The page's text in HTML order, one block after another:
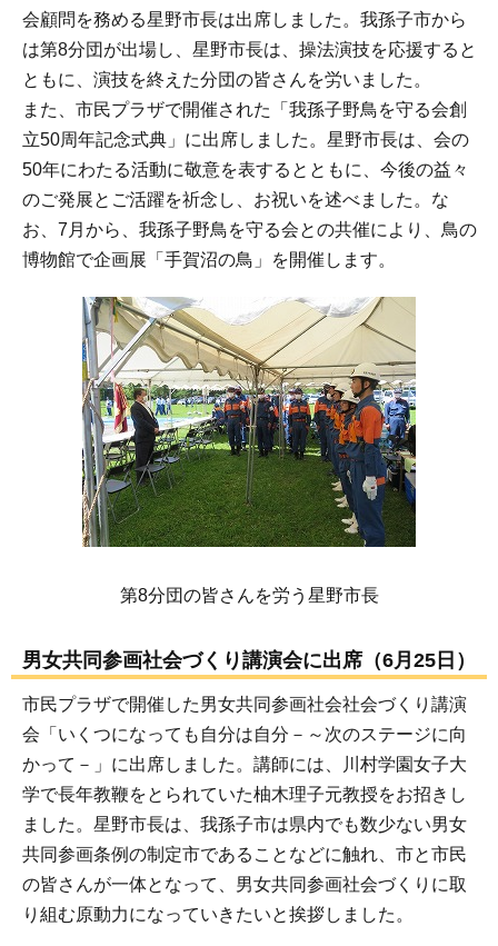
会顧問を務める星野市長は出席しました。我孫子市から
は第8分団が出場し、星野市長は、操法演技を応援すると
ともに、演技を終えた分団の皆さんを労いました。
また、市民プラザで開催された「我孫子野鳥を守る会創
立50周年記念式典」に出席しました。星野市長は、会の
50年にわたる活動に敬意を表するとともに、今後の益々
のご発展とご活躍を祈念し、お祝いを述べました。な
お、7月から、我孫子野鳥を守る会との共催により、鳥の
博物館で企画展「手賀沼の鳥」を開催します。
第8分団の皆さんを労う星野市長
男女共同参画社会づくり講演会に出席（6月25日）
市民プラザで開催した男女共同参画社会社会づくり講演
会「いくつになっても自分は自分－～次のステージに向
かって－」に出席しました。講師には、川村学園女子大
学で長年教鞭をとられていた柚木理子元教授をお招きし
ました。星野市長は、我孫子市は県内でも数少ない男女
共同参画条例の制定市であることなどに触れ、市と市民
の皆さんが一体となって、男女共同参画社会づくりに取
り組む原動力になっていきたいと挨拶しました。